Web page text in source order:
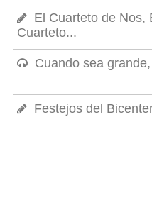
El Cuarteto de Nos,
Cuarteto...
Cuando sea
Festejos del